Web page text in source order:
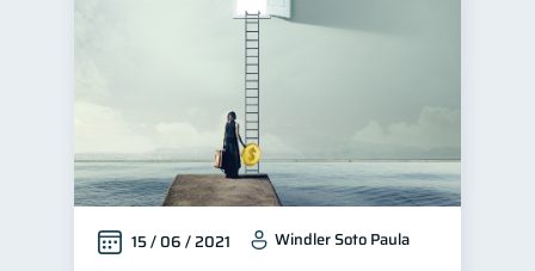
15 / 06 / 2021 Windler Soto Paula